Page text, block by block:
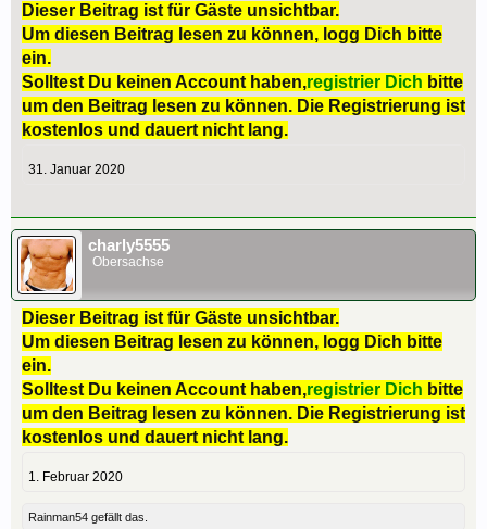
Dieser Beitrag ist für Gäste unsichtbar.
Um diesen Beitrag lesen zu können, logg Dich bitte
ein.
Solltest Du keinen Account haben,registrier Dich bitte
um den Beitrag lesen zu können. Die Registrierung ist
kostenlos und dauert nicht lang.
31. Januar 2020
charly5555
Obersachse
Dieser Beitrag ist für Gäste unsichtbar.
Um diesen Beitrag lesen zu können, logg Dich bitte
ein.
Solltest Du keinen Account haben,registrier Dich bitte
um den Beitrag lesen zu können. Die Registrierung ist
kostenlos und dauert nicht lang.
1. Februar 2020
Rainman54 gefällt das.